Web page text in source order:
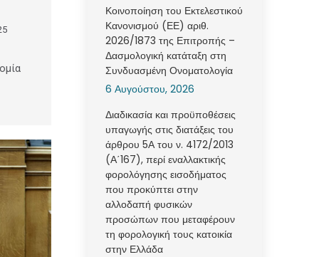
Κοινοποίηση του Εκτελεστικού
Κανονισμού (ΕΕ) αριθ.
2026/1873 της Επιτροπής –
Δασμολογική κατάταξη στη
Συνδυασμένη Ονοματολογία
6 Αυγούστου, 2026
Διαδικασία και προϋποθέσεις
υπαγωγής στις διατάξεις του
άρθρου 5Α του ν. 4172/2013
(Α΄167), περί εναλλακτικής
φορολόγησης εισοδήματος
που προκύπτει στην
αλλοδαπή φυσικών
προσώπων που μεταφέρουν
τη φορολογική τους κατοικία
στην Ελλάδα